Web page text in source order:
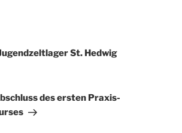
St. Hedwig
des ersten Praxis-